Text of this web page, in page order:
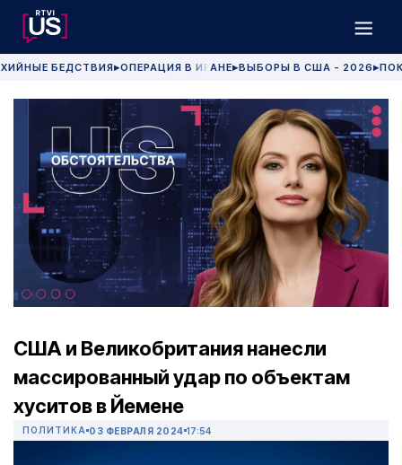
БЕДСТВИЯ▶ОПЕРАЦИЯ В ИРАНЕ▶ВЫБОРЫ В США - 2026 ▶
США и Великобритания нанесли
массированный удар по объектам
хуситов в Йемене
ПОЛИТИКА 03 ФЕВРАЛЯ 2024 17:54